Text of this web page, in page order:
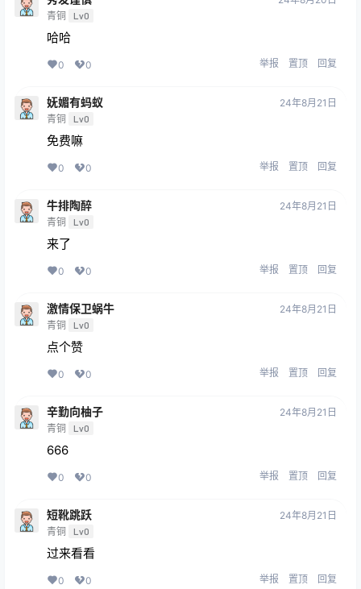
青铜 Lv0
哈哈
0 0 举报 置顶 回复
妩媚有蚂蚁
青铜 Lv0
24年8月21日
免费嘛
0 0 举报 置顶 回复
牛排陶醉
青铜 Lv0
24年8月21日
来了
0 0 举报 置顶 回复
激情保卫蜗牛
青铜 Lv0
24年8月21日
点个赞
0 0 举报 置顶 回复
辛勤向柚子
青铜 Lv0
24年8月21日
666
0 0 举报 置顶 回复
短靴跳跃
青铜 Lv0
24年8月21日
过来看看
0 0 举报 置顶 回复